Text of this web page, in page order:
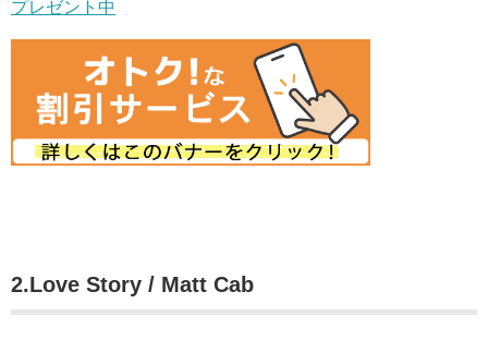
プレゼント中
2.Love Story / Matt Cab